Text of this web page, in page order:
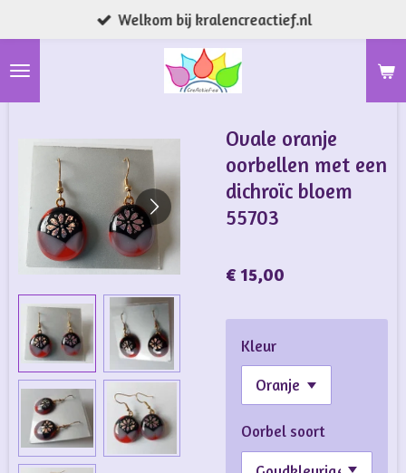
direct
naar
Welkom bij kralencreactief.nl
Ovale oranje
oorbellen met een
dichroïc bloem
55703
€ 15,00
Kleur
Oorbel soort